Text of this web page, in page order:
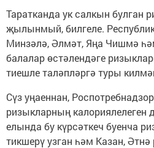
Таратканда ук салкын булган
җылынмый, билгеле.
Минзәлә, Әлмәт, Яңа Чишмә
балалар өстәлендәге
тиешле таләпләргә туры
Сүз уңаеннан,
ризыкларның калориялелеген
елында бу күрсәткеч буенча
тикшерү узган һәм Казан,